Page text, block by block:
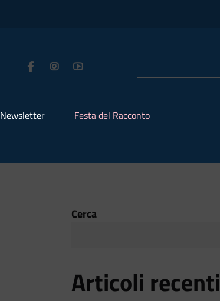
Newsletter Festa del Racconto
Cerca
Articoli recenti